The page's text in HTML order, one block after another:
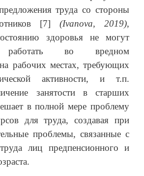
труда со стороны
[7] (Ivanova, 2019),
здоровья не могут
работать во вредном
рабочих местах, требующих
активности, и т.п.
занятости в старших
в полной мере проблему
для труда, создавая при
проблемы, связанные с
лиц предпенсионного и